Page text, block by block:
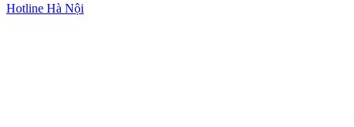
Hotline Hà Nội